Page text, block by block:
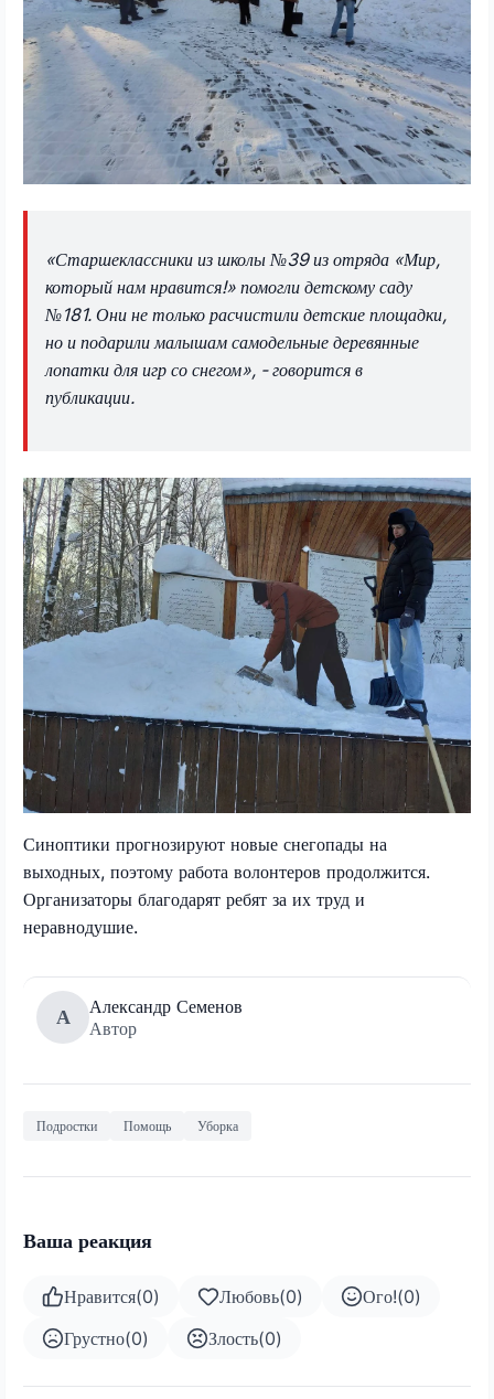
«Старшеклассники из школы №39 из отряда «Мир,
который нам нравится!» помогли детскому саду
№181. Они не только расчистили детские площадки,
но и подарили малышам самодельные деревянные
лопатки для игр со снегом», - говорится в
публикации.
Синоптики прогнозируют новые снегопады на
выходных, поэтому работа волонтеров продолжится.
Организаторы благодарят ребят за их труд и
неравнодушие.
А
Александр Семенов
Автор
Подростки Помощь Уборка
Ваша реакция
Нравится(0) Любовь(0) Ого!(0)
Грустно(0) Злость(0)